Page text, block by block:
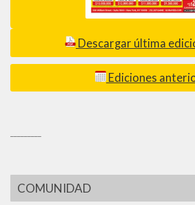
Descargar última
Ediciones
COMUNIDAD